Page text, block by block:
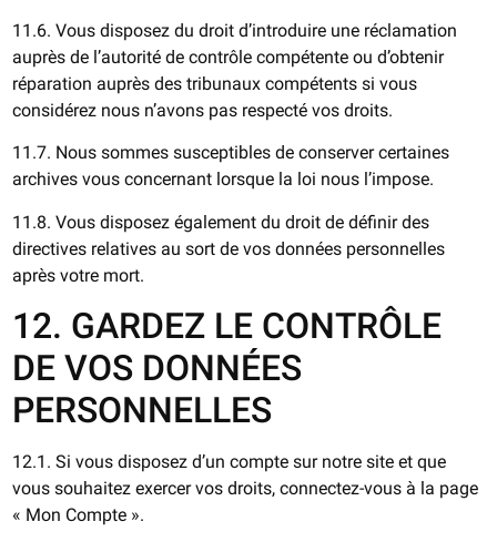
11.6. Vous disposez du droit d’introduire une réclamation
auprès de l’autorité de contrôle compétente ou d’obtenir
réparation auprès des tribunaux compétents si vous
considérez nous n’avons pas respecté vos droits.
11.7. Nous sommes susceptibles de conserver certaines
archives vous concernant lorsque la loi nous l’impose.
11.8. Vous disposez également du droit de définir des
directives relatives au sort de vos données personnelles
après votre mort.
12. GARDEZ LE CONTRÔLE
DE VOS DONNÉES
PERSONNELLES
12.1. Si vous disposez d’un compte sur notre site et que
vous souhaitez exercer vos droits, connectez-vous à la page
« Mon Compte ».